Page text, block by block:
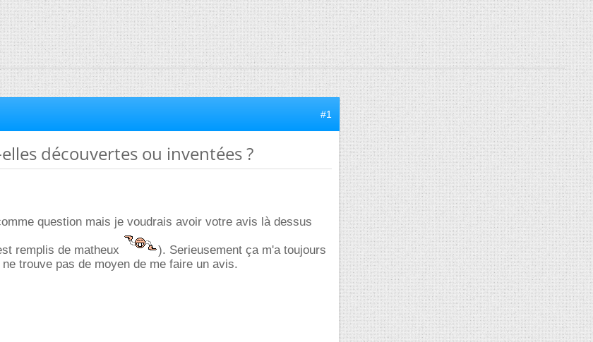
#1
découvertes ou inventées ?
question mais je voudrais avoir votre avis là dessus
remplis de matheux
). Serieusement ça m'a toujours
trouve pas de moyen de me faire un avis.